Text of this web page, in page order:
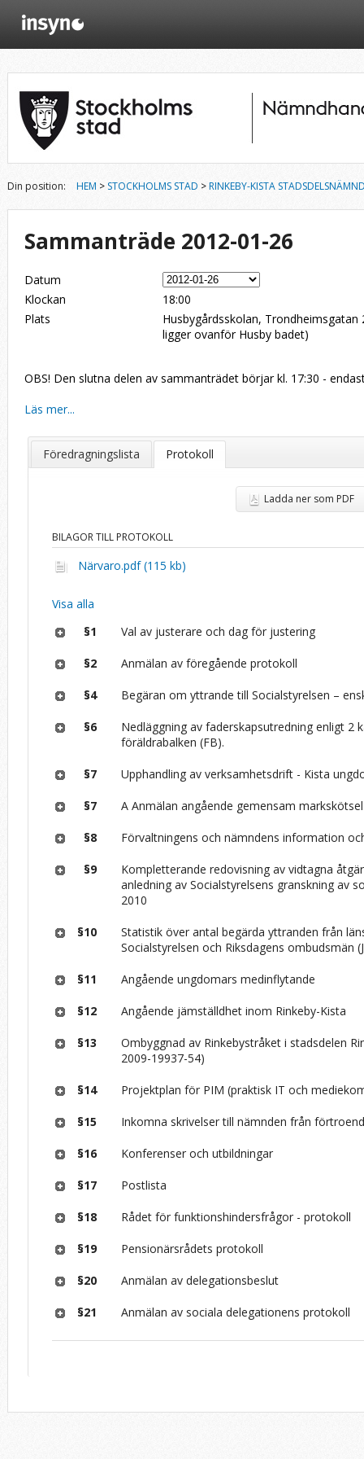
Din position: HEM > STOCKHOLMS STAD >RINKEBY-KISTA
Sammanträde 2012-01-26
Datum
Klockan
18:00
Plats
Husbygårdsskolan,
ligger ovanför Husby badet)
OBS! Den slutna delen av sammanträdet börjar kl. 17:30 -
Läs mer...
Föredragningslista Protokoll
Ladda ner som PDF
BILAGOR TILL PROTOKOLL
Närvaro.pdf (115 kb)
Visa alla
§1
Val av justerare och dag för justering
§2 Anmälan av föregående protokoll
§4 Begäran om yttrande till Socialstyrelsen –
§6
Nedläggning av faderskapsutredning enligt 2
föräldrabalken (FB).
§7 Upphandling av verksamhetsdrift - Kista
§7 A Anmälan angående gemensam
§8 Förvaltningens och nämndens information
§9
Kompletterande redovisning av vidtagna
anledning av Socialstyrelsens granskning av
2010
§10
Statistik över antal begärda yttranden från
Socialstyrelsen och Riksdagens ombudsmän
§11 Angående ungdomars medinflytande
§12 Angående jämställdhet inom Rinkeby-Kista
§13
Ombyggnad av Rinkebystråket i stadsdelen
2009-19937-54)
§14 Projektplan för PIM (praktisk IT och
§15 Inkomna skrivelser till nämnden från
§16 Konferenser och utbildningar
§17 Postlista
§18 Rådet för funktionshindersfrågor - protokoll
§19 Pensionärsrådets protokoll
§20 Anmälan av delegationsbeslut
§21 Anmälan av sociala delegationens protokoll